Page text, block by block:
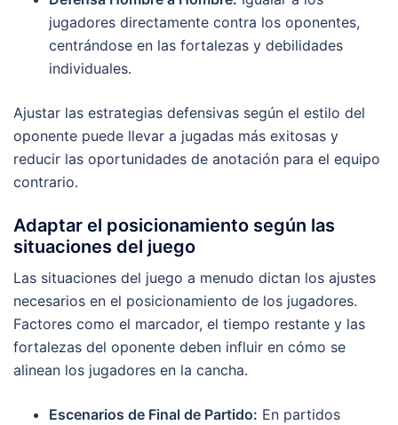
jugadores directamente contra los oponentes,
centrándose en las fortalezas y debilidades
individuales.
Ajustar las estrategias defensivas según el estilo del
oponente puede llevar a jugadas más exitosas y
reducir las oportunidades de anotación para el equipo
contrario.
Adaptar el posicionamiento según las
situaciones del juego
Las situaciones del juego a menudo dictan los ajustes
necesarios en el posicionamiento de los jugadores.
Factores como el marcador, el tiempo restante y las
fortalezas del oponente deben influir en cómo se
alinean los jugadores en la cancha.
Escenarios de Final de Partido: En partidos